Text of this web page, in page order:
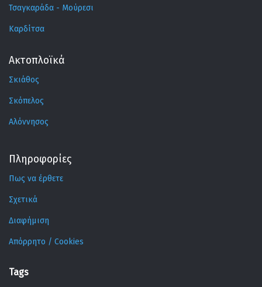
Τσαγκαράδα - Μούρεσι
Καρδίτσα
Ακτοπλοϊκά
Σκιάθος
Σκόπελος
Αλόννησος
Πληροφορίες
Πως να έρθετε
Σχετικά
Διαφήμιση
Απόρρητο / Cookies
Tags